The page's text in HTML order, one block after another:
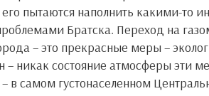
пытаются наполнить какими-то
Братска. Переход на
– это прекрасные меры –
никак состояние атмосферы эти
в самом густонаселенном